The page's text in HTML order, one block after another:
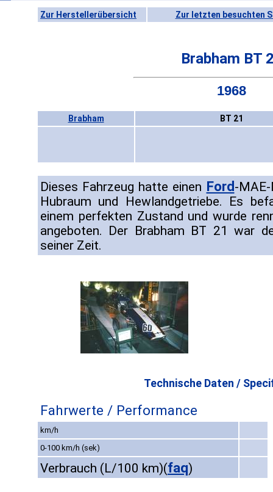
Zur Herstellerübersicht Zur letzten besuchten
Brabham BT
1968
Brabham BT 21
Dieses Fahrzeug hatte einen Ford -
Hubraum und Hewlandgetriebe. Es
einem perfekten Zustand und wurde
angeboten. Der Brabham BT 21 war
seiner Zeit.
Technische Daten /
Fahrwerte / Performance
km/h
0-100 km/h (sek)
Verbrauch (L/100 km)(faq)